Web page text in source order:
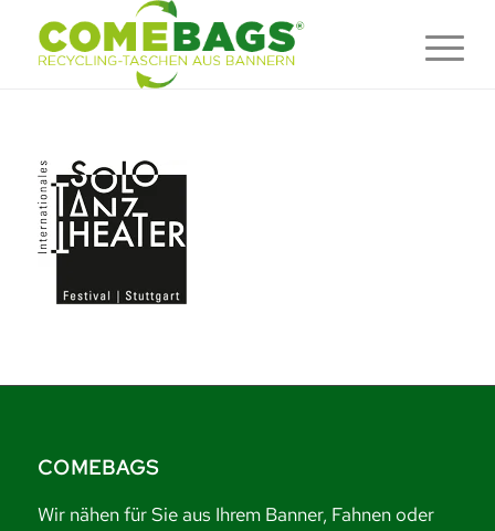
COMEBAGS
Wir nähen für Sie aus Ihrem Banner, Fahnen oder